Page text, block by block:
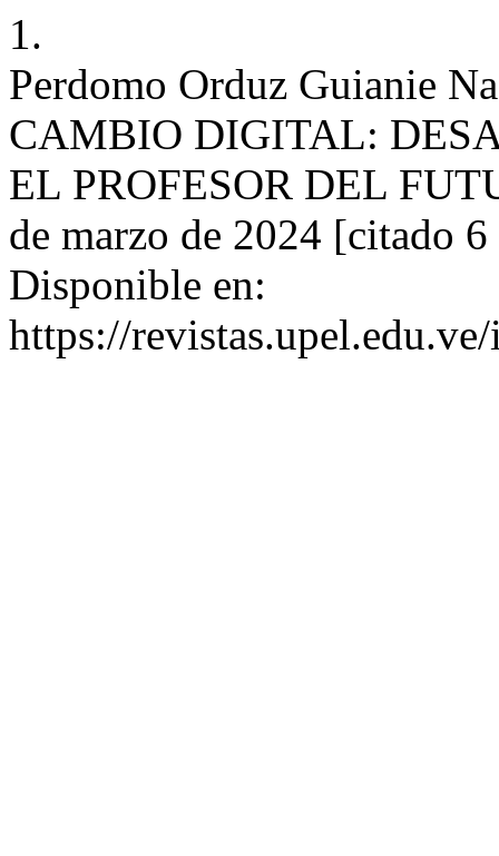
1.
Perdomo Orduz Guianie
CAMBIO DIGITAL:
EL PROFESOR DEL
de marzo de 2024 [citado
Disponible en:
https://